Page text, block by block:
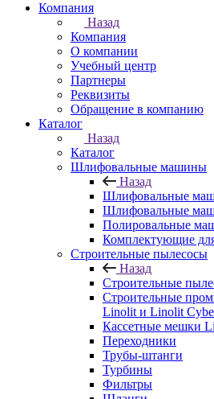
Компания
Назад
Компания
О компании
Учебный центр
Партнеры
Реквизиты
Обращение в компанию
Каталог
Назад
Каталог
Шлифовальные машины
Назад
Шлифовальные
Шлифовальные
Полировальные
Комплектующие
Строительные пылесосы
Назад
Строительные
Строительные
Linolit и Linolit
Кассетные мешки
Переходники
Трубы-штанги
Турбины
Фильтры